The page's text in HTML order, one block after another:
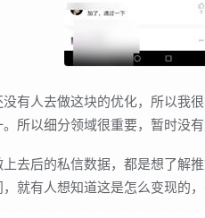
有人去做这块的优化，所以我
所以细分领域很重要，暂时没
去后的私信数据，都是想了解
就有人想知道这是怎么变现的